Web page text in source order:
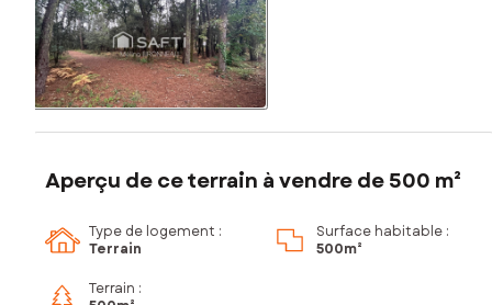
Aperçu de ce terrain à vendre de 500 m²
Type de logement :
Terrain
Surface habitable :
500m²
Terrain :